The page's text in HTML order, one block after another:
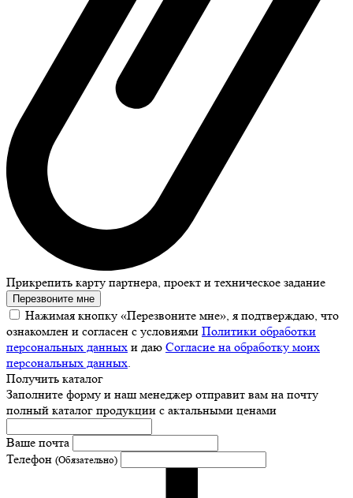
Прикрепить карту партнера, проект и техническое задание
Перезвоните мне
Нажимая кнопку «Перезвоните мне», я подтверждаю, что
ознакомлен и согласен с условиями Политики обработки
персональных данных и даю Согласие на обработку моих
персональных данных.
Получить каталог
Заполните форму и наш менеджер отправит вам на почту
полный каталог продукции с актальными ценами
Ваше почта
Телефон (Обязательно)